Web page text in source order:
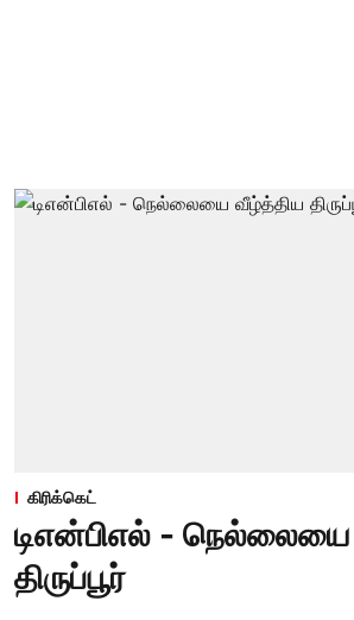
கிரிக்கெட்
டிஎன்பிஎல் -
திருப்பூர்